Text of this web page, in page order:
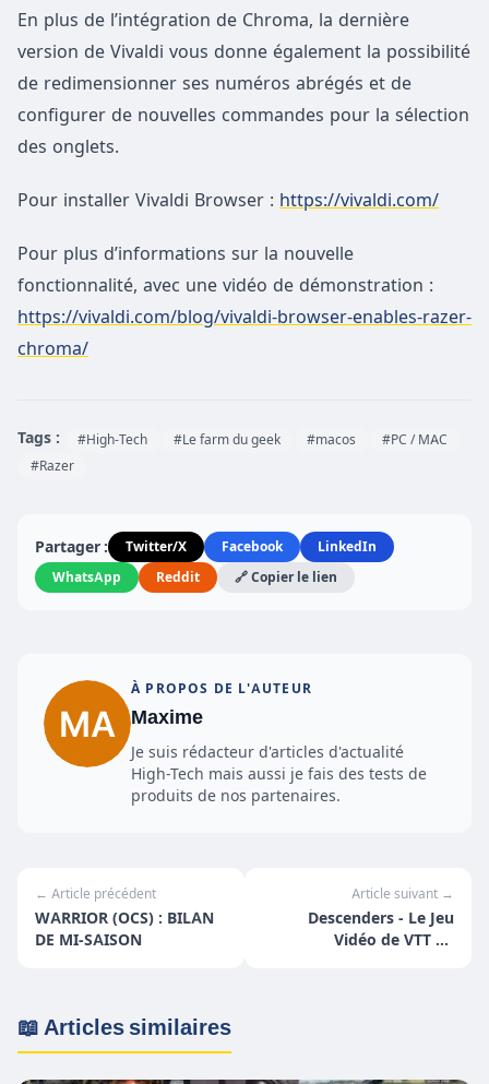
En plus de l’intégration de Chroma, la dernière
version de Vivaldi vous donne également la possibilité
de redimensionner ses numéros abrégés et de
configurer de nouvelles commandes pour la sélection
des onglets.
Pour installer Vivaldi Browser : https://vivaldi.com/
Pour plus d’informations sur la nouvelle
fonctionnalité, avec une vidéo de démonstration :
https://vivaldi.com/blog/vivaldi-browser-enables-razer-
chroma/
Tags : #High-Tech #Le farm du geek #macos
#PC / MAC
#Razer
Partager : Twitter/X Facebook
LinkedIn
WhatsApp
Reddit 🔗 Copier le lien
À PROPOS DE L'AUTEUR
Maxime
Je suis rédacteur d'articles d'actualité
High-Tech mais aussi je fais des tests de
produits de nos partenaires.
← Article précédent
WARRIOR (OCS) : BILAN
DE MI-SAISON
Article suivant →
Descenders - Le Jeu
Vidéo de VTT de
📖 Articles similaires